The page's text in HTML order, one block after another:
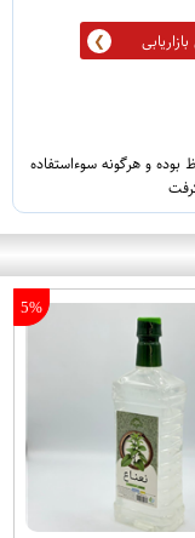
بوده و هرگونه سوءاستفاده
5%